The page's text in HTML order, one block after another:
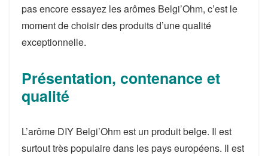
pas encore essayez les arômes Belgi’Ohm, c’est le
moment de choisir des produits d’une qualité
exceptionnelle.
Présentation, contenance et
qualité
L’arôme DIY Belgi’Ohm est un produit belge. Il est
surtout très populaire dans les pays européens. Il est